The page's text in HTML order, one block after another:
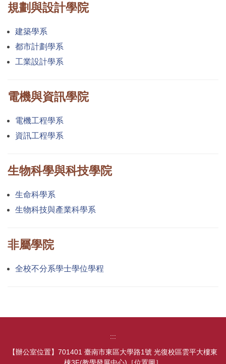
規劃與設計學院
建築學系
都市計劃學系
工業設計學系
電機與資訊學院
電機工程學系
資訊工程學系
生物科學與科技學院
生命科學系
生物科技與產業科學系
非屬學院
全校不分系學士學位學程
:::
【辦公室位置】701401 臺南市東區大學路1號 光復校區雲平大樓東